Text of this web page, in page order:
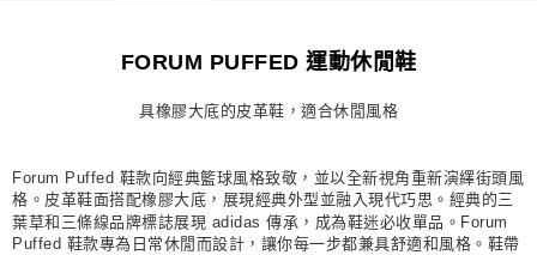
每筆NT$80，滿NT$1,500(含以上)免運費
FORUM PUFFED 運動休閒鞋
具橡膠大底的皮革鞋，適合休閒風格
Forum Puffed 鞋款向經典籃球風格致敬，並以全新視角重新演繹街頭風
格。皮革鞋面搭配橡膠大底，展現經典外型並融入現代巧思。經典的三
葉草和三條線品牌標誌展現 adidas 傳承，成為鞋迷必收單品。Forum
Puffed 鞋款專為日常休閒而設計，讓你每一步都兼具舒適和風格。鞋帶